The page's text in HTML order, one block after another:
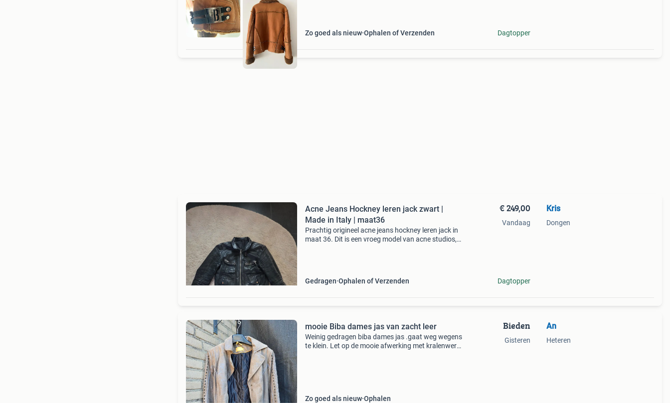
Zo goed als nieuw Ophalen of Verzenden Dagtopper
Acne Jeans Hockney leren jack zwart |
Made in Italy | maat36
Prachtig origineel acne jeans hockney leren jack in
maat 36. Dit is een vroeg model van acne studios,
Gedragen Ophalen of Verzenden
€ 249,00
Vandaag
Dagtopper
Kris
Dongen
mooie Biba dames jas van zacht leer
Weinig gedragen biba dames jas .gaat weg wegens
te klein. Let op de mooie afwerking met kralenwerk.
Zo goed als nieuw Ophalen
Bieden
Gisteren
An
Heteren